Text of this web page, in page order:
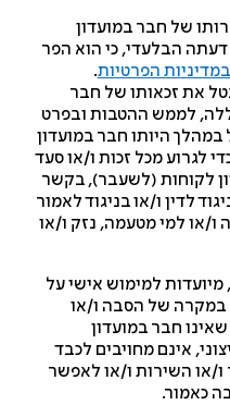
חבר במועדון
כי הוא הפר
הפרטיות.
של חבר
ההטבות ובפרט
היותו חבר במועדון
מכל זכות ו/או סעד
(לשעבר), בקשר
ו/או בניגוד לאמור
מטעמה, נזק ו/או
למימוש אישי על
של הסבה ו/או
במועדון
מחויבים לכבד
ו/או לאפשר